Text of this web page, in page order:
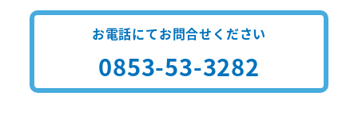
お電話にてお問合せください
0853-53-3282